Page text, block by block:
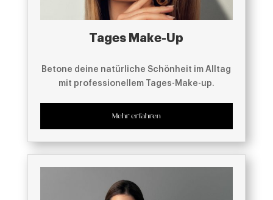
Tages Make-Up
Betone deine natürliche Schönheit im Alltag
mit professionellem Tages-Make-up.
Mehr erfahren